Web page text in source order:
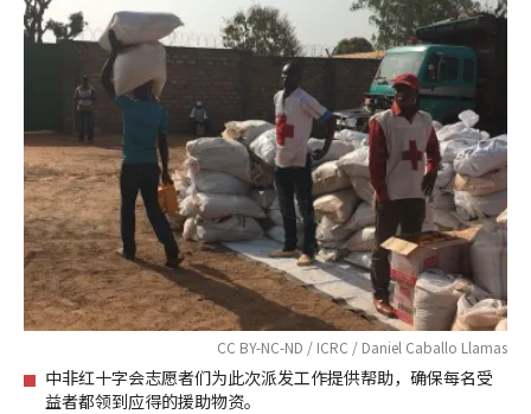
CC BY-NC-ND / ICRC / Daniel Caballo Llamas
中非红十字会志愿者们为此次派发工作提供帮助，确保每名受
益者都领到应得的援助物资。